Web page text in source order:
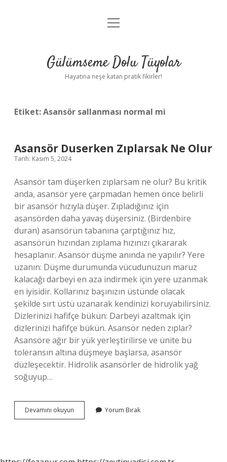
Anasayfa
Yasal Uyarı
menüyü
Gülümseme Dolu Tüyolar
Hayatına neşe katan pratik fikirler!
Etiket:Asansör sallanması normal mi
Asansör Duserken Zıplarsak Ne Olur
Tarih: Kasım 5, 2024
Asansör tam düşerken zıplarsam ne olur? Bu kritik
anda, asansör yere çarpmadan hemen önce belirli
bir asansör hızıyla düşer. Zıpladığınız için
asansörden daha yavaş düşersiniz. (Birdenbire
duran) asansörün tabanına çarptığınız hız,
asansörün hızından zıplama hızınızı çıkararak
hesaplanır. Asansör düşme anında ne yapılır? Yere
uzanın: Düşme durumunda vücudunuzun maruz
kalacağı darbeyi en aza indirmek için yere uzanmak
en iyisidir. Kollarınız başınızın üstünde olacak
şekilde sırt üstü uzanarak kendinizi koruyabilirsiniz.
Dizlerinizi hafifçe bükün: Darbeyi azaltmak için
dizlerinizi hafifçe bükün. Asansör neden zıplar?
Asansöre ağır bir yük yerleştirilirse ve ünite bu
toleransın altına düşmeye başlarsa, asansör
düzleşecektir. Hidrolik asansörler de hidrolik yağ
soğuyup…
Devamını okuyun Asansör
Duserken
Yorum Bırak